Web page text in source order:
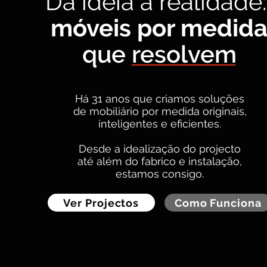
móveis por
que resolvem
Há 31 anos que criamos soluções
de mobiliário por medida originais,
inteligentes e eficientes.
Desde a idealização do projecto
até além do fabrico e instalação,
estamos consigo.
Ver Projectos Como Funciona